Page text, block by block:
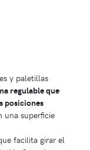
y paletillas
regulable que
posiciones
una superficie
facilita girar el